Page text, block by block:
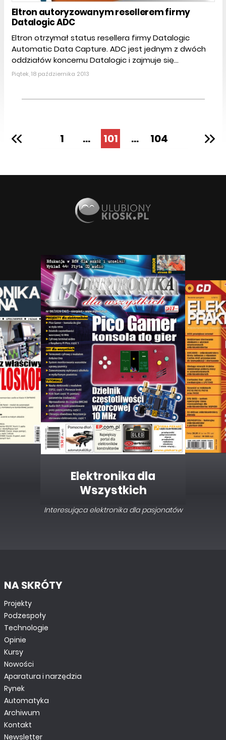
Eltron autoryzowanym resellerem firmy
Datalogic ADC
Eltron otrzymał status resellera firmy Datalogic
Automatic Data Capture. ADC jest jednym z dwóch
oddziałów koncernu Datalogic i zajmuje się...
Piątek, 18 października 2013
1 ... 101 ... 104
Elektronika dla
Wszystkich
Interesująca elektronika dla pasjonatów
NA SKRÓTY
Projekty
Podzespoły
Technologie
Opinie
Kursy
Nowości
Aparatura i narzędzia
Rynek
Automatyka
Archiwum
Kontakt
Newsletter